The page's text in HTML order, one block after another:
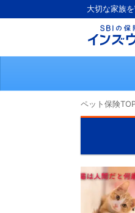
大切な家族
ペット保険